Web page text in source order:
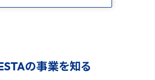
の事業を知る